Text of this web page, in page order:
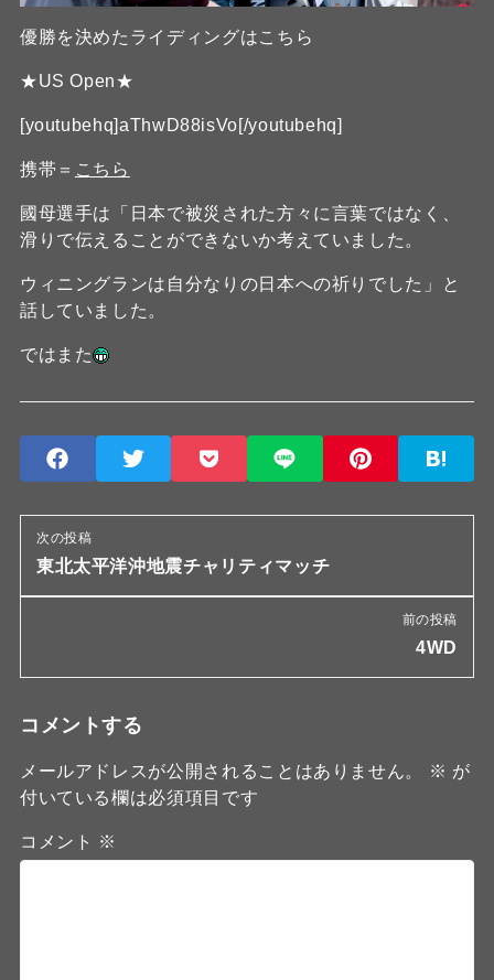
優勝を決めたライディングはこちら
★US Open★
[youtubehq]aThwD88isVo[/youtubehq]
携帯＝ こちら
國母選手は「日本で被災された方々に言葉ではなく、
滑りで伝えることができないか考えていました。
ウィニングランは自分なりの日本への祈りでした」と
話していました。
ではまた
次の投稿
東北太平洋沖地震チャリティマッチ
前の投稿
4WD
コメントする
メールアドレスが公開されることはありません。 ※ が
付いている欄は必須項目です
コメント ※